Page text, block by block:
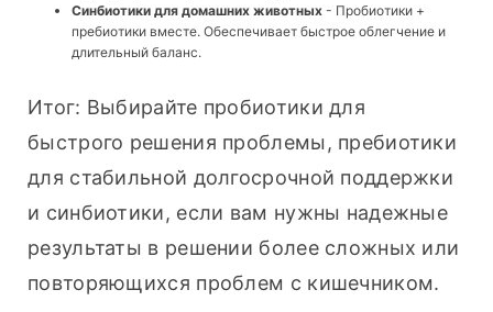
Синбиотики для домашних животных - Пробиотики +
пребиотики вместе. Обеспечивает быстрое облегчение и
длительный баланс.
Итог: Выбирайте пробиотики для
быстрого решения проблемы, пребиотики
для стабильной долгосрочной поддержки
и синбиотики, если вам нужны надежные
результаты в решении более сложных или
повторяющихся проблем с кишечником.